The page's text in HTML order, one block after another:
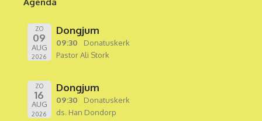
ZO
09
AUG
2026
Dongjum
09:30
Donatuskerk
Pastor Ali Stork
ZO
16
AUG
2026
Dongjum
09:30
Donatuskerk
ds. Han Dondorp